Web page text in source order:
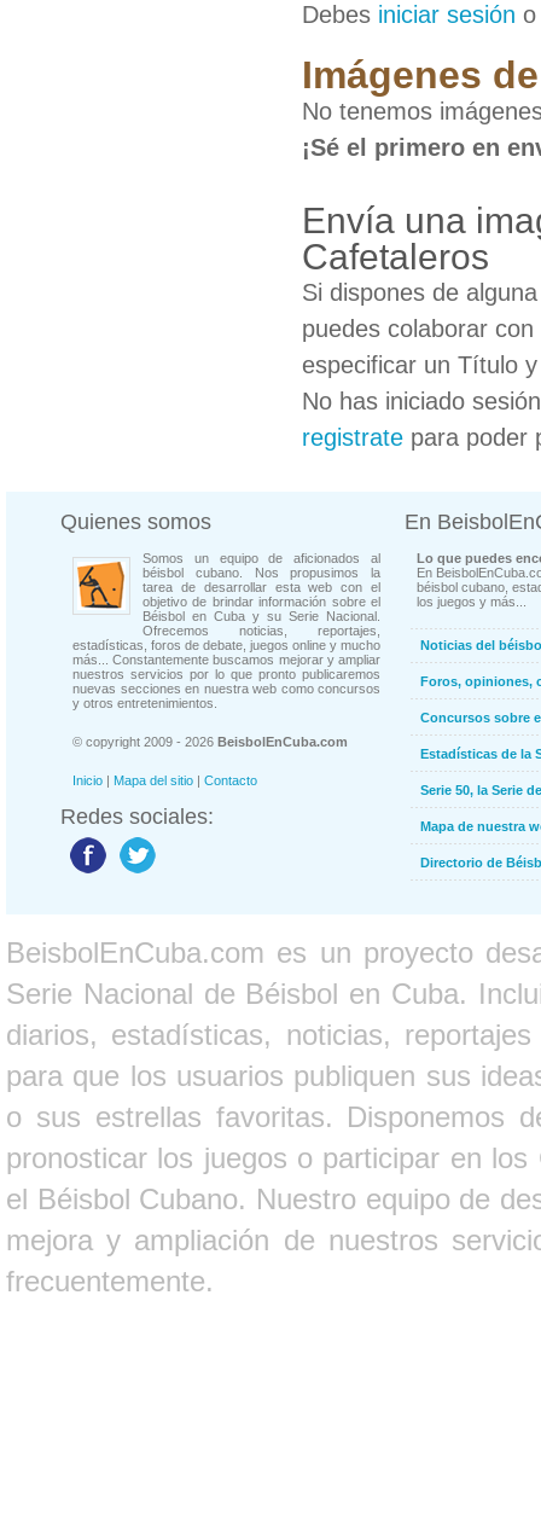
Debes iniciar sesión
Imágenes
No tenemos
¡Sé el primero en
Envía una
Cafetaleros
Si dispones de
puedes colaborar
especificar un Título
No has iniciado
registrate para poder
Quienes somos
Somos un equipo de aficionados al
béisbol cubano. Nos propusimos la
tarea de desarrollar esta web con el
objetivo de brindar información sobre el
Béisbol en Cuba y su Serie Nacional.
Ofrecemos noticias, reportajes,
estadísticas, foros de debate, juegos online y mucho
más... Constantemente buscamos mejorar y ampliar
nuestros servicios por lo que pronto publicaremos
nuevas secciones en nuestra web como concursos
y otros entretenimientos.
© copyright 2009 - 2026 BeisbolEnCuba.com
Inicio | Mapa del sitio | Contacto
Redes sociales:
En
Lo que puedes
En
béisbol cubano,
los juegos y más...
Noticias del
Foros, opiniones,
Concursos sobre
Estadísticas de la
Serie 50, la Serie
Mapa de nuestra
Directorio de
BeisbolEnCuba.com es un proyecto
Serie Nacional de Béisbol en Cuba.
diarios, estadísticas, noticias,
para que los usuarios publiquen sus
o sus estrellas favoritas. Disponemos
pronosticar los juegos o participar en
el Béisbol Cubano. Nuestro equipo de
mejora y ampliación de nuestros
frecuentemente.